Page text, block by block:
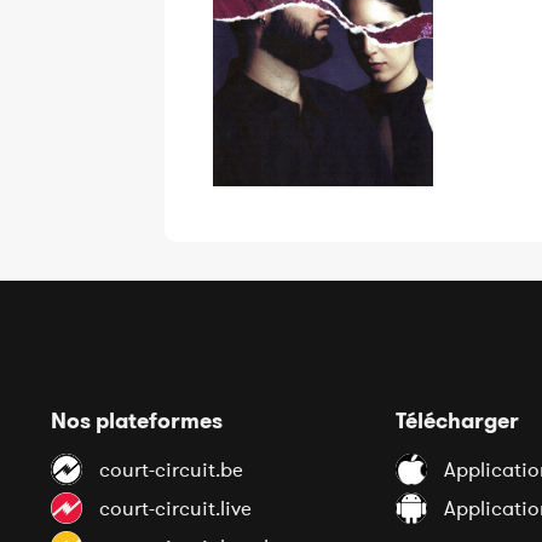
Nos plateformes
court-circuit.be
court-circuit.live
Télécharger